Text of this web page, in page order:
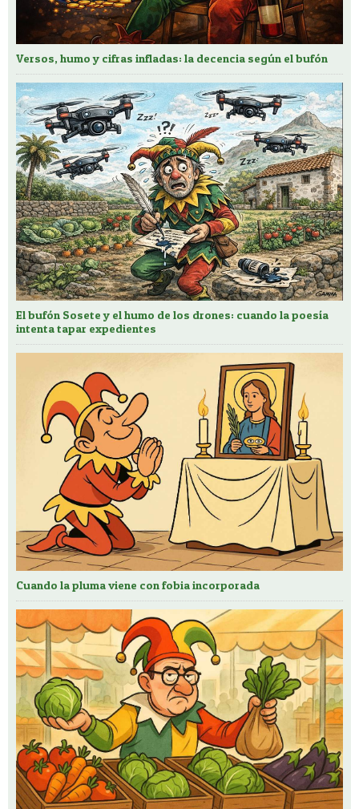
Versos, humo y cifras infladas: la decencia según el bufón
El bufón Sosete y el humo de los drones: cuando la poesía
intenta tapar expedientes
Cuando la pluma viene con fobia incorporada